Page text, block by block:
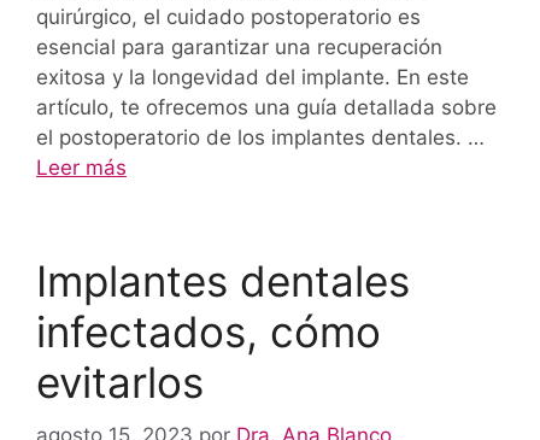
quirúrgico, el cuidado postoperatorio es
esencial para garantizar una recuperación
exitosa y la longevidad del implante. En este
artículo, te ofrecemos una guía detallada sobre
el postoperatorio de los implantes dentales. …
Leer más
Implantes dentales
infectados, cómo
evitarlos